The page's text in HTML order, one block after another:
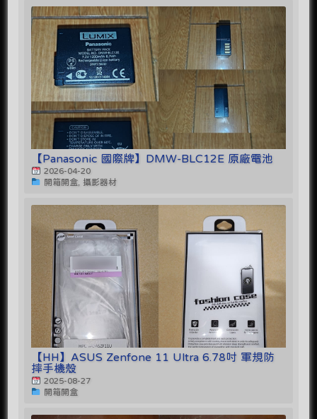
【Panasonic 國際牌】DMW-BLC12E 原廠電池
2026-04-20
開箱開盒, 攝影器材
【HH】ASUS Zenfone 11 Ultra 6.78吋 軍規防
摔手機殼
2025-08-27
開箱開盒